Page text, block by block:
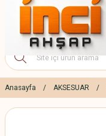
Anasayfa AKSESUAR